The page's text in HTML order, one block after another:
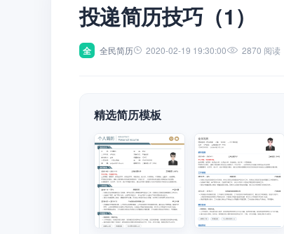
投递简历技巧（1）
全 全民简历 2020-02-19 19:30:00 2870 阅读
精选简历模板